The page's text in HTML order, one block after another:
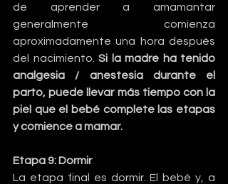
de aprender a amamantar
generalmente comienza
aproximadamente una hora después
del nacimiento. Si la madre ha tenido
analgesia / anestesia durante el
parto, puede llevar más tiempo con la
piel que el bebé complete las etapas
y comience a mamar.
Etapa 9: Dormir
La etapa final es dormir. El bebé y, a